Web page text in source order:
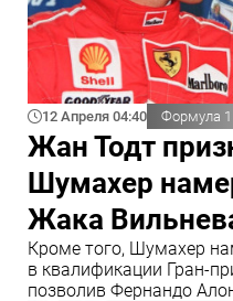
12 Апреля 04:40 Формула 1
Жан Тодт
Шумахер
Жака
Кроме того, Шумахер
в квалификации Гран-
позволив Фернандо